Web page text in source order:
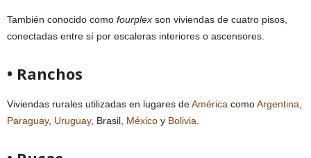
También conocido como fourplex son viviendas de cuatro pisos,
conectadas entre sí por escaleras interiores o ascensores.
• Ranchos
Viviendas rurales utilizadas en lugares deAmérica comoArgentina
Paraguay, Uruguay, Brasil, México y Bolivia